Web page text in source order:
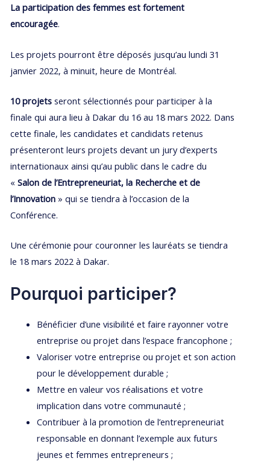
La participation desfemmes est fortement
encouragée.
Les projets pourront être déposés jusqu’au lundi 31
janvier 2022, à minuit, heure de Montréal.
10 projets seront sélectionnés pour participer à la
finale qui aura lieu à Dakar du 16 au 18 mars 2022. Dans
cette finale, les candidates et candidats retenus
présenteront leurs projets devant un jury d’experts
internationaux ainsi qu’au public dans le cadre du
«Salon de l’Entrepreneuriat, la Recherche et de
l’Innovation » qui se tiendra à l’occasion de la
Conférence.
Une cérémonie pour couronner les lauréats se tiendra
le 18 mars 2022 à Dakar.
Pourquoi participer?
Bénéficier d’une visibilité et faire rayonner votre
entreprise ou projet dans l’espace francophone ;
Valoriser votre entreprise ou projet et son action
pour le développement durable ;
Mettre en valeur vos réalisations et votre
implication dans votre communauté ;
Contribuer à la promotion de l’entrepreneuriat
responsable en donnant l’exemple aux futurs
jeunes et femmes entrepreneurs ;